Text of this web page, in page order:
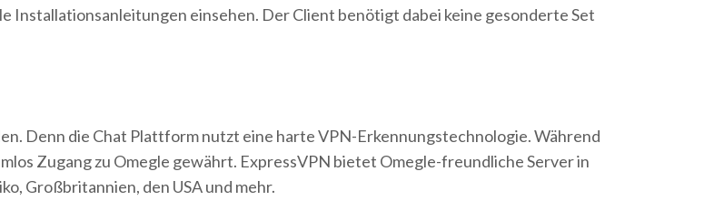
Installationsanleitungen einsehen. Der Client benötigt dabei keine gesonderte Set
Denn die Chat Plattform nutzt eine harte VPN-Erkennungstechnologie. Während
Zugang zu Omegle gewährt. ExpressVPN bietet Omegle-freundliche Server in
Großbritannien, den USA und mehr.